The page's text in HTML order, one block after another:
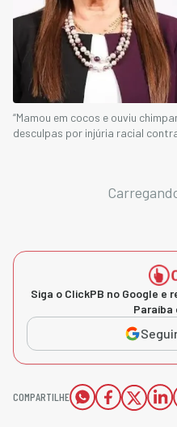
“Mamou em cocos e ouviu
desculpas por injúria racial
Siga o ClickPB no Google e
Paraíba
COMPARTILHE